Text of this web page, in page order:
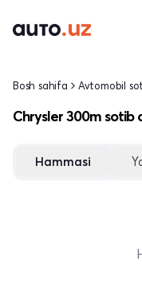
Bosh sahifa Avtomobil
Chrysler 300m sotib
Hammasi